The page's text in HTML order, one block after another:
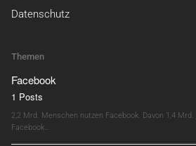
Datenschutz
Themen
Facebook
1 Posts
2,2 Mrd. Menschen nutzen Facebook. Davon 1,4
Facebook…